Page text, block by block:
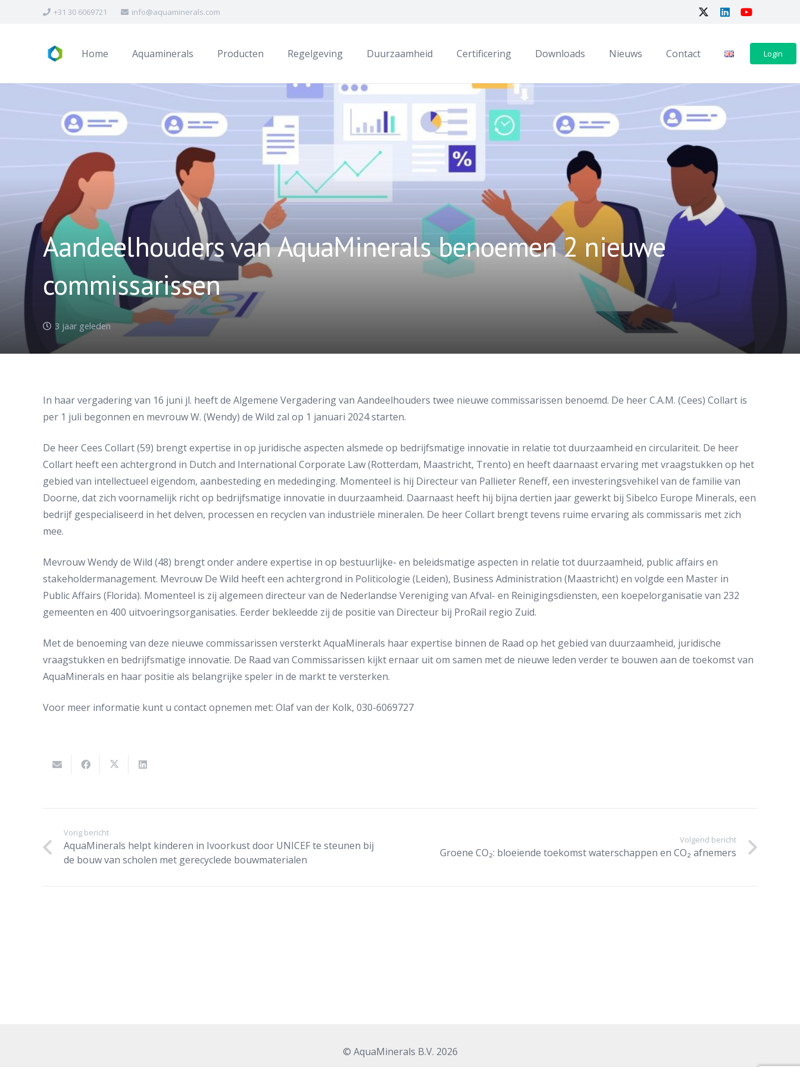
+31 30 6069721 info@aquaminerals.com
Home Aquaminerals Producten Regelgeving Duurzaamheid Certificering Downloads Nieuws Contact Login
Aandeelhouders van AquaMinerals benoemen 2 nieuwe
commissarissen
3 jaar geleden
In haar vergadering van 16 juni jl. heeft de Algemene Vergadering van Aandeelhouders twee nieuwe commissarissen benoemd. De heer C.A.M. (Cees) Collart is
per 1 juli begonnen en mevrouw W. (Wendy) de Wild zal op 1 januari 2024 starten.
De heer Cees Collart (59) brengt expertise in op juridische aspecten alsmede op bedrijfsmatige innovatie in relatie tot duurzaamheid en circulariteit. De heer
Collart heeft een achtergrond in Dutch and International Corporate Law (Rotterdam, Maastricht, Trento) en heeft daarnaast ervaring met vraagstukken op het
gebied van intellectueel eigendom, aanbesteding en mededinging. Momenteel is hij Directeur van Pallieter Reneff, een investeringsvehikel van de familie van
Doorne, dat zich voornamelijk richt op bedrijfsmatige innovatie in duurzaamheid. Daarnaast heeft hij bijna dertien jaar gewerkt bij Sibelco Europe Minerals, een
bedrijf gespecialiseerd in het delven, processen en recyclen van industriële mineralen. De heer Collart brengt tevens ruime ervaring als commissaris met zich
mee.
Mevrouw Wendy de Wild (48) brengt onder andere expertise in op bestuurlijke- en beleidsmatige aspecten in relatie tot duurzaamheid, public affairs en
stakeholdermanagement. Mevrouw De Wild heeft een achtergrond in Politicologie (Leiden), Business Administration (Maastricht) en volgde een Master in
Public Affairs (Florida). Momenteel is zij algemeen directeur van de Nederlandse Vereniging van Afval- en Reinigingsdiensten, een koepelorganisatie van 232
gemeenten en 400 uitvoeringsorganisaties. Eerder bekleedde zij de positie van Directeur bij ProRail regio Zuid.
Met de benoeming van deze nieuwe commissarissen versterkt AquaMinerals haar expertise binnen de Raad op het gebied van duurzaamheid, juridische
vraagstukken en bedrijfsmatige innovatie. De Raad van Commissarissen kijkt ernaar uit om samen met de nieuwe leden verder te bouwen aan de toekomst van
AquaMinerals en haar positie als belangrijke speler in de markt te versterken.
Voor meer informatie kunt u contact opnemen met: Olaf van der Kolk, 030-6069727
Vorig bericht
AquaMinerals helpt kinderen in Ivoorkust door UNICEF te steunen bij
de bouw van scholen met gerecyclede bouwmaterialen
Volgend bericht
Groene CO₂: bloeiende toekomst waterschappen en CO₂ afnemers
© AquaMinerals B.V. 2026